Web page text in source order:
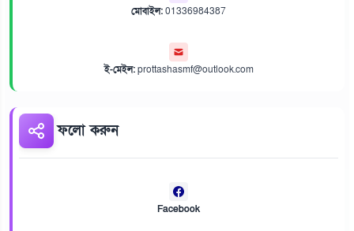
মোবাইল:01336984387
ই-মেইল:prottashasmf@outlook.com
ফলো করুন
Facebook